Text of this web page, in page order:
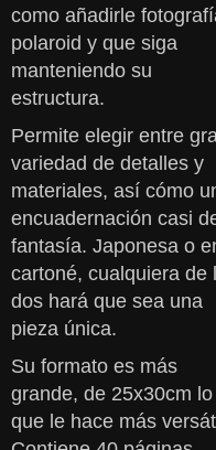
como añadirle
polaroid y que siga
manteniendo su
estructura.
Permite elegir entre
variedad de detalles y
materiales, así cómo
encuadernación casi
fantasía. Japonesa o
cartoné, cualquiera de
dos hará que sea una
pieza única.
Su formato es más
grande, de 25x30cm lo
que le hace más